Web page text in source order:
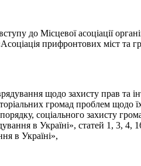
до Місцевої асоціації
прифронтових міст та
щодо захисту прав та
громад проблем щодо
соціального захисту
в Україні», статей 1, 3, 4,
в Україні»,